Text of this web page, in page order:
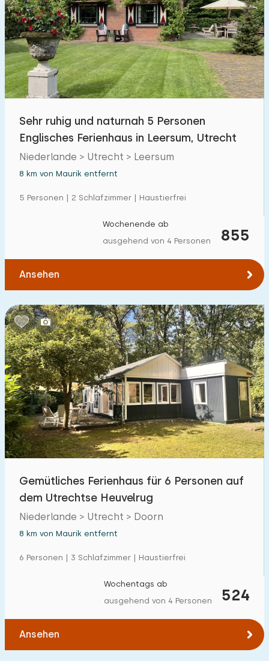
Sehr ruhig und naturnah 5 Personen
Englisches Ferienhaus in Leersum, Utrecht
Niederlande > Utrecht > Leersum
8 km von Maurik entfernt
5 Personen | 2 Schlafzimmer | Haustierfrei
855
Wochenende ab
ausgehend von 4 Personen
Ansehen
Gemütliches Ferienhaus für 6 Personen auf
dem Utrechtse Heuvelrug
Niederlande > Utrecht > Doorn
8 km von Maurik entfernt
6 Personen | 3 Schlafzimmer | Haustierfrei
524
Wochentags ab
ausgehend von 4 Personen
Ansehen